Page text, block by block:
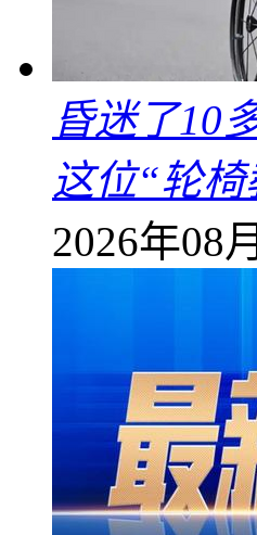
昏迷了10
这位“轮
2026年08